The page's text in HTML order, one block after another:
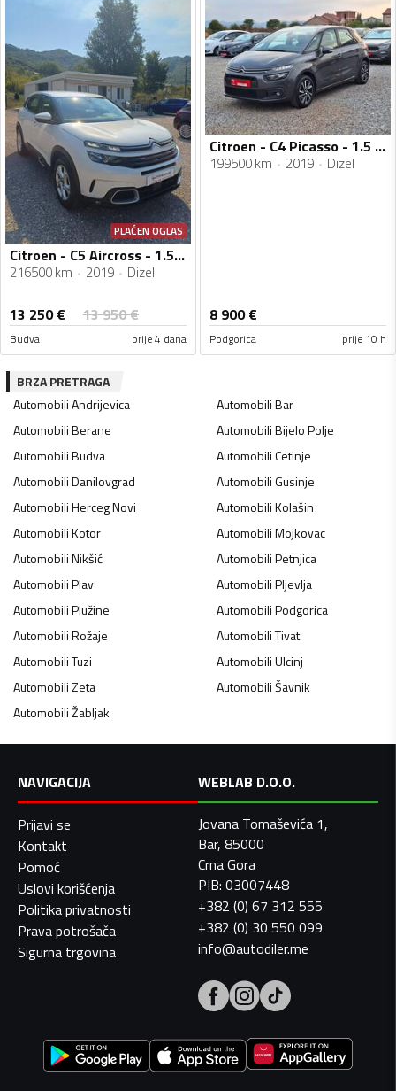
PLAĆEN OGLAS
Citroen - C5 Aircross - 1.5hdi
216500 km 2019 Dizel
13 250€ 13 950€
Budva prije 4 dana
Citroen - C4 Picasso - 1.5 hdi
199500 km 2019 Dizel
8 900€
Podgorica prije 10 h
BRZA PRETRAGA
AutomobiliAndrijevica AutomobiliBar
AutomobiliBerane AutomobiliBijelo Polje
AutomobiliBudva AutomobiliCetinje
AutomobiliDanilovgrad AutomobiliGusinje
AutomobiliHerceg Novi AutomobiliKolašin
AutomobiliKotor AutomobiliMojkovac
AutomobiliNikšić AutomobiliPetnjica
AutomobiliPlav AutomobiliPljevlja
AutomobiliPlužine AutomobiliPodgorica
AutomobiliRožaje AutomobiliTivat
AutomobiliTuzi AutomobiliUlcinj
AutomobiliZeta AutomobiliŠavnik
AutomobiliŽabljak
NAVIGACIJA
Prijavi se
Kontakt
Pomoć
Uslovi korišćenja
Politika privatnosti
Prava potrošača
Sigurna trgovina
WEBLAB D.O.O.
Jovana Tomaševića 1,
Bar, 85000
Crna Gora
PIB: 03007448
+382 (0) 67 312 555
+382 (0) 30 550 099
info@autodiler.me